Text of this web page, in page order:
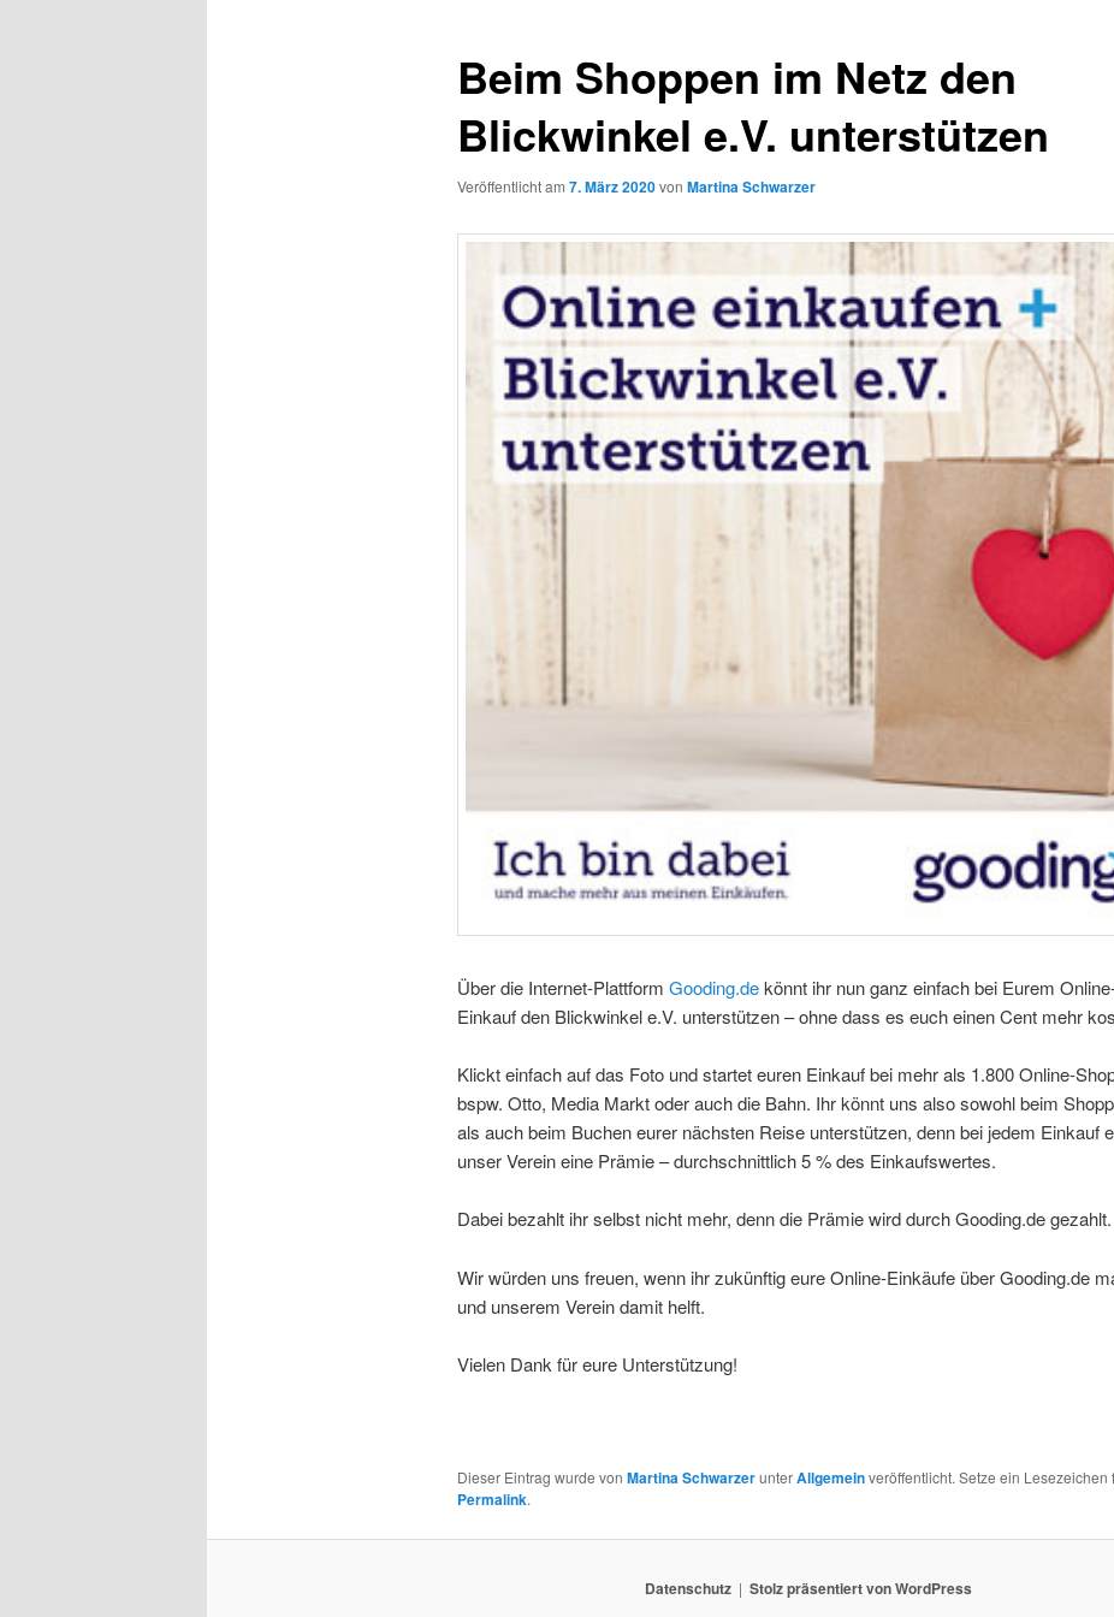
Beim Shoppen im Netz den
Blickwinkel e.V. unterstützen
Veröffentlicht am 7. März 2020von Martina Schwarzer
Über die Internet-Plattform Gooding.dekönnt ihr nun ganz einfach bei Eurem
Einkauf den Blickwinkel e.V. unterstützen – ohne dass es euch einen Cent mehr
Klickt einfach auf das Foto und startet euren Einkauf bei mehr als 1.800 Online-
bspw. Otto, Media Markt oder auch die Bahn. Ihr könnt uns also sowohl beim
als auch beim Buchen eurer nächsten Reise unterstützen, denn bei jedem Einkauf
unser Verein eine Prämie – durchschnittlich 5 % des Einkaufswertes.
Dabei bezahlt ihr selbst nicht mehr, denn die Prämie wird durch Gooding.de gezahlt.
Wir würden uns freuen, wenn ihr zukünftig eure Online-Einkäufe über Gooding.de
und unserem Verein damit helft.
Vielen Dank für eure Unterstützung!
Dieser Eintrag wurde von Martina SchwarzerunterAllgemeinveröffentlicht. Setze ein Lesezeichen
Permalink.
Datenschutz Stolz präsentiert von WordPress